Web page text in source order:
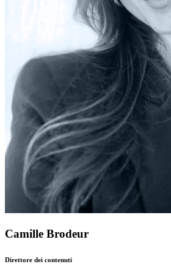
Camille Brodeur
Direttore dei contenuti